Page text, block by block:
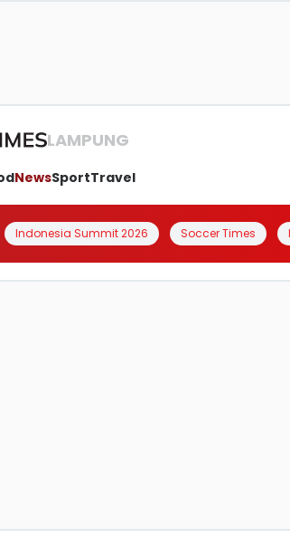
LAMPUNG
NewsSportTravel
Indonesia Summit 2026 Soccer Times